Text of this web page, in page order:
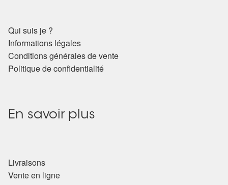
Qui suis je ?
Informations légales
Conditions générales de vente
Politique de confidentialité
En savoir plus
Livraisons
Vente en ligne